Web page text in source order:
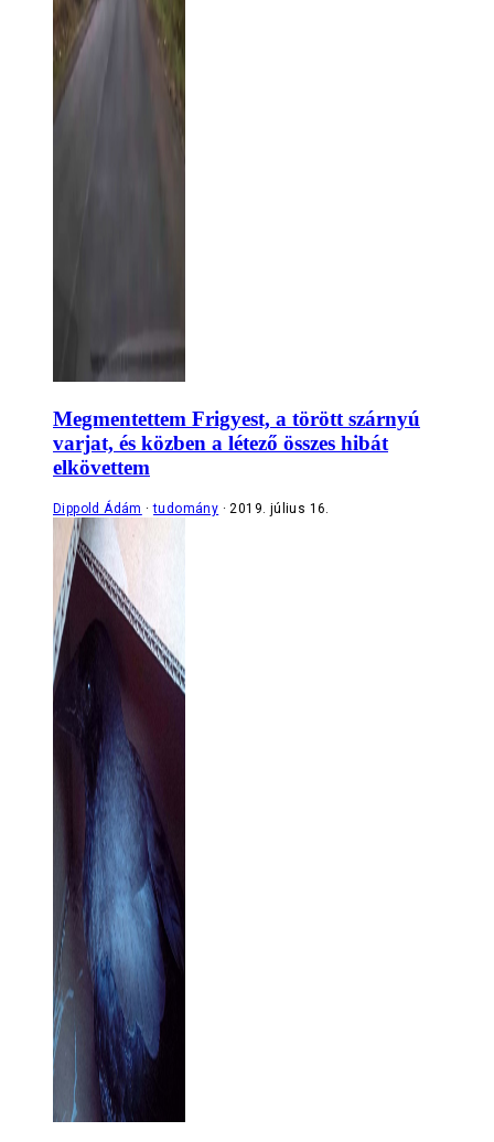
Megmentettem Frigyest, a törött szárnyú
varjat, és közben a létező összes hibát
elkövettem
Dippold Ádám tudomány 2019. július 16.